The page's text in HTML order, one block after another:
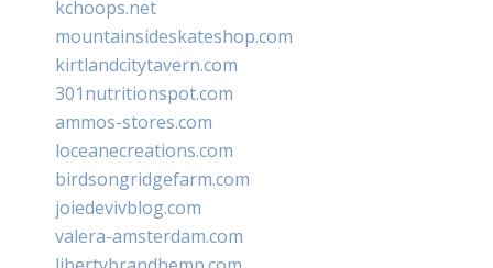
kchoops.net
mountainsideskateshop.com
kirtlandcitytavern.com
301nutritionspot.com
ammos-stores.com
loceanecreations.com
birdsongridgefarm.com
joiedevivblog.com
valera-amsterdam.com